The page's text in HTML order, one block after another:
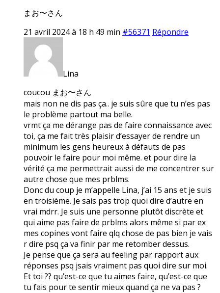
まお〜さん
21 avril 2024 à 18 h 49 min #56371 Répondre
Lina
coucou まお〜さん
mais non ne dis pas ça.. je suis sûre que tu n’es pas
le problème partout ma belle.
vrmt ça me dérange pas de faire connaissance avec
toi, ça me fait très plaisir d’essayer de rendre un
minimum les gens heureux à défauts de pas
pouvoir le faire pour moi même. et pour dire la
vérité ça me permettrait aussi de me concentrer sur
autre chose que mes prblms.
Donc du coup je m’appelle Lina, j’ai 15 ans et je suis
en troisième. Je sais pas trop quoi dire d’autre en
vrai mdrr. Je suis une personne plutôt discrète et
qui aime pas faire de prblms alors même si par ex
mes copines vont faire qlq chose de pas bien je vais
r dire psq ça va finir par me retomber dessus.
Je pense que ça sera au feeling par rapport aux
réponses psq jsais vraiment pas quoi dire sur moi.
Et toi ?? qu’est-ce que tu aimes faire, qu’est-ce que
tu fais pour te sentir mieux quand ça ne va pas ?